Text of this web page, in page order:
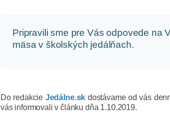
Pripravili sme pre Vás odpovede na
mäsa v školských jedálňach.
Do redakcie Jedálne.sk dostávame od vás
vás informovali v článku dňa 1.10.2019.